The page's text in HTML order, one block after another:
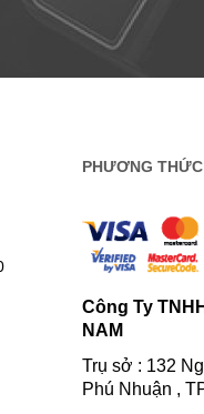
PHƯƠNG
Công Ty
NAM
Trụ sở : 132
Phú Nhuận ,